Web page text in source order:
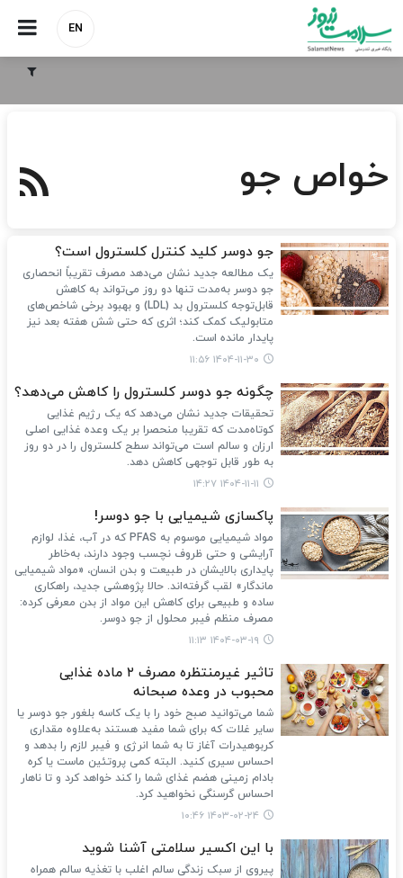
EN
خواص جو
جو دوسر کلید کنترل کلسترول است؟
یک مطالعه جدید نشان می‌دهد مصرف تقریباً انحصاری
جو دوسر به‌مدت تنها دو روز می‌تواند به کاهش
قابل‌توجه کلسترول بد (LDL) و بهبود برخی شاخص‌های
متابولیک کمک کند؛ اثری که حتی شش هفته بعد نیز
پایدار مانده است.
۱۴۰۴-۱۱-۳۰ ۱۱:۵۶
چگونه جو دوسر کلسترول را کاهش می‌دهد؟
تحقیقات جدید نشان می‌دهد که یک رژیم غذایی
کوتاه‌مدت که تقریبا منحصرا بر یک وعده غذایی اصلی
ارزان و سالم است می‌تواند سطح کلسترول را در دو روز
به طور قابل توجهی کاهش دهد.
۱۴۰۴-۱۱-۱۱ ۱۴:۲۷
پاکسازی شیمیایی با جو دوسر!
مواد شیمیایی موسوم به PFAS که در آب، غذا، لوازم
آرایشی و حتی ظروف نچسب وجود دارند، به‌خاطر
پایداری بالایشان در طبیعت و بدن انسان، «مواد شیمیایی
ماندگار» لقب گرفته‌اند. حالا پژوهشی جدید، راهکاری
ساده و طبیعی برای کاهش این مواد از بدن معرفی کرده:
مصرف منظم فیبر محلول از جو دوسر.
۱۴۰۴-۰۳-۱۹ ۱۱:۱۳
تاثیر غیرمنتظره مصرف ۲ ماده غذایی
محبوب در وعده صبحانه
شما می‌توانید صبح خود را با یک کاسه بلغور جو دوسر یا
سایر غلات که برای شما مفید هستند به‌علاوه مقداری
کربوهیدرات آغاز تا به شما انرژی و فیبر لازم را بدهد و
احساس سیری کنید. البته کمی پروتئین ماست یا کره
بادام زمینی هضم غذای شما را کند خواهد کرد و تا ناهار
احساس گرسنگی نخواهید کرد.
۱۴۰۳-۰۲-۲۴ ۱۰:۴۶
با این اکسیر سلامتی آشنا شوید
پیروی از سبک زندگی سالم اغلب با تغذیه سالم همراه